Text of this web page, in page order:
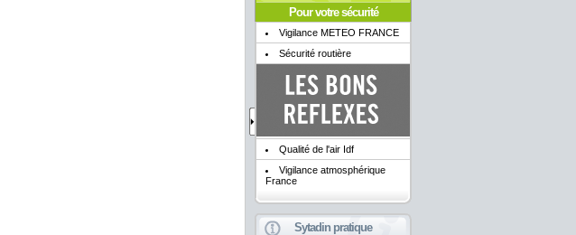
Pour votre sécurité
Vigilance METEO FRANCE
Sécurité routière
Qualité de l'air Idf
Vigilance atmosphérique
France
Sytadin pratique